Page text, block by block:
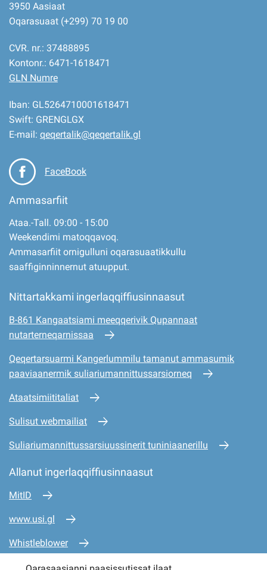
3950 Aasiaat
Oqarasuaat (+299) 70 19 00
CVR. nr.: 37488895
Kontonr.: 6471-1618471
GLN Numre
Iban: GL5264710001618471
Swift: GRENGLGX
E-mail: qeqertalik@qeqertalik.gl
FaceBook
Ammasarfiit
Ataa.-Tall. 09:00 - 15:00
Weekendimi matoqqavoq.
Ammasarfiit ornigulluni oqarasuaatikkullu
saaffiginninnernut atuupput.
Nittartakkami ingerlaqqiffiusinnaasut
B-861 Kangaatsiami meeqqerivik Qupannaat
nutarterneqarnissaa
Qeqertarsuarmi Kangerlummilu tamanut ammasumik
paaviaanermik suliariumannittussarsiorneq
Ataatsimiititaliat
Sulisut webmailiat
Suliariumannittussarsiuussinerit tuniniaanerillu
Allanut ingerlaqqiffiusinnaasut
MitID
www.usi.gl
Whistleblower
www.mio.gl